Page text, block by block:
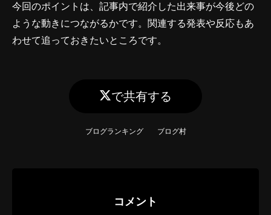
今回のポイントは、記事内で紹介した出来事が今後どの
ような動きにつながるかです。関連する発表や反応もあ
わせて追っておきたいところです。
で共有する
ブログランキング ブログ村
コメント